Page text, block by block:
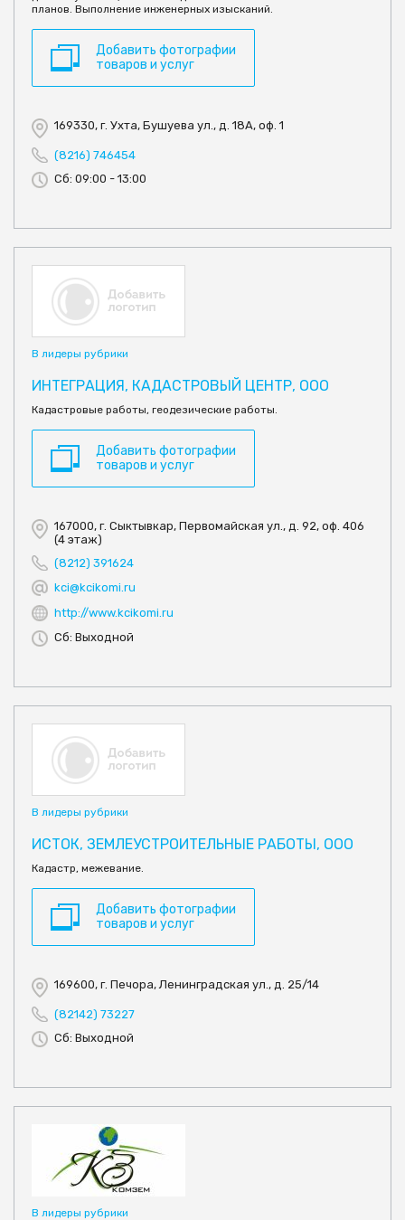
планов. Выполнение инженерных изысканий.
Добавить фотографии
товаров и услуг
169330, г. Ухта, Бушуева ул., д. 18А, оф. 1
(8216) 746454
Сб: 09:00 - 13:00
В лидеры рубрики
ИНТЕГРАЦИЯ, КАДАСТРОВЫЙ ЦЕНТР, ООО
Кадастровые работы, геодезические работы.
Добавить фотографии
товаров и услуг
167000, г. Сыктывкар, Первомайская ул., д. 92, оф. 406
(4 этаж)
(8212) 391624
kci@kcikomi.ru
http://www.kcikomi.ru
Сб: Выходной
В лидеры рубрики
ИСТОК, ЗЕМЛЕУСТРОИТЕЛЬНЫЕ РАБОТЫ, ООО
Кадастр, межевание.
Добавить фотографии
товаров и услуг
169600, г. Печора, Ленинградская ул., д. 25/14
(82142) 73227
Сб: Выходной
В лидеры рубрики